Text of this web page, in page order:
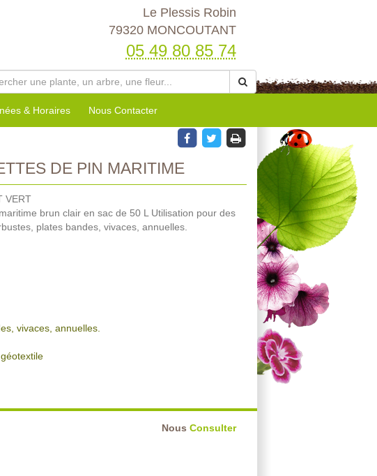
Le Plessis Robin
79320 MONCOUTANT
05 49 80 85 74
& Horaires Nous Contacter
DE PIN MARITIME
VERT
brun clair en sac de 50 L Utilisation pour des
plates bandes, vivaces, annuelles.
vivaces, annuelles.
Nous Consulter